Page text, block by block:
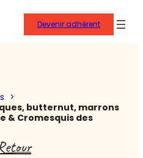
Devenir adhérent
butternut, marrons
& Cromesquis des